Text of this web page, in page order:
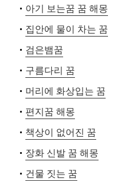
아기 보는꿈 꿈 해몽
집안에 물이 차는 꿈
검은뱀꿈
구름다리 꿈
머리에 화상입는 꿈
편지꿈 해몽
책상이 없어진 꿈
장화 신발 꿈 해몽
건물 짓는 꿈